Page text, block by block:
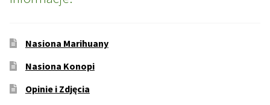
Nasiona Marihuany
Nasiona Konopi
Opinie i Zdjęcia